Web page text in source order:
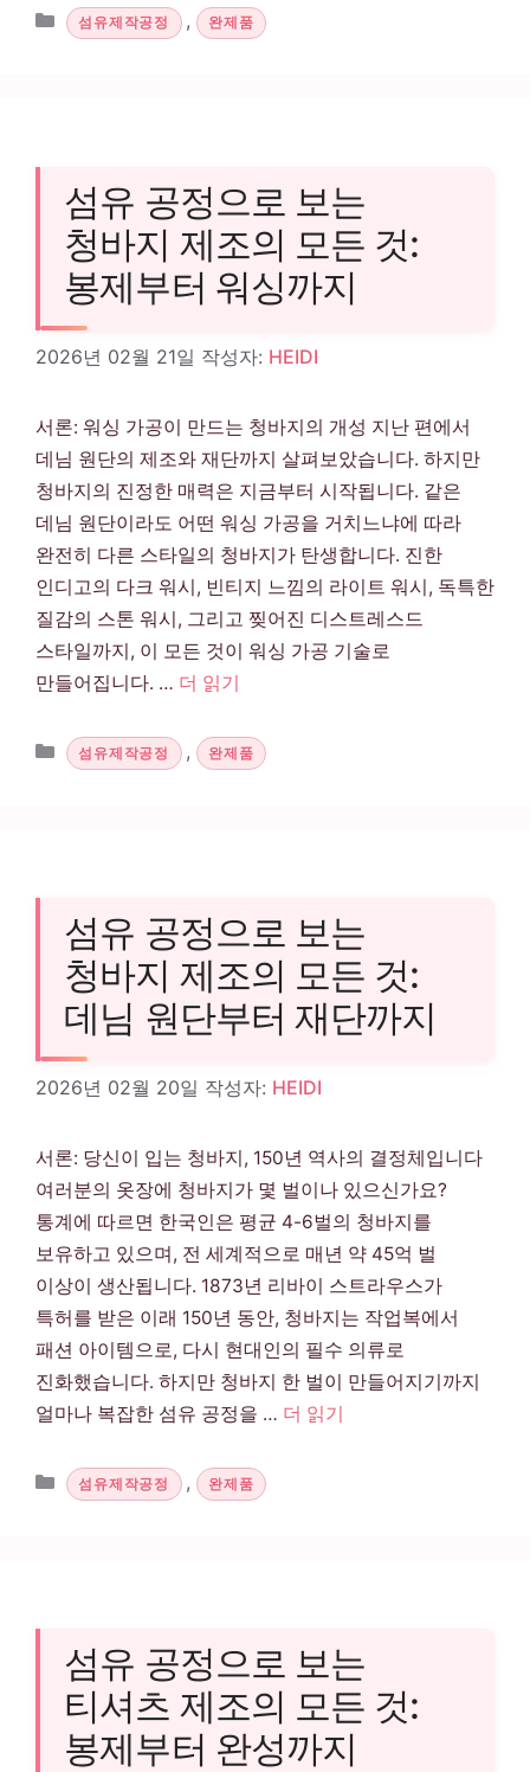
카테고리
섬유제작공정 , 완제품
섬유 공정으로 보는
청바지 제조의 모든 것:
봉제부터 워싱까지
2026년 02월 21일 작성자: HEIDI
서론: 워싱 가공이 만드는 청바지의 개성 지난 편에서
데님 원단의 제조와 재단까지 살펴보았습니다. 하지만
청바지의 진정한 매력은 지금부터 시작됩니다. 같은
데님 원단이라도 어떤 워싱 가공을 거치느냐에 따라
완전히 다른 스타일의 청바지가 탄생합니다. 진한
인디고의 다크 워시, 빈티지 느낌의 라이트 워시, 독특한
질감의 스톤 워시, 그리고 찢어진 디스트레스드
스타일까지, 이 모든 것이 워싱 가공 기술로
만들어집니다. … 더 읽기
카테고리
섬유제작공정 , 완제품
섬유 공정으로 보는
청바지 제조의 모든 것:
데님 원단부터 재단까지
2026년 02월 20일 작성자: HEIDI
서론: 당신이 입는 청바지, 150년 역사의 결정체입니다
여러분의 옷장에 청바지가 몇 벌이나 있으신가요?
통계에 따르면 한국인은 평균 4-6벌의 청바지를
보유하고 있으며, 전 세계적으로 매년 약 45억 벌
이상이 생산됩니다. 1873년 리바이 스트라우스가
특허를 받은 이래 150년 동안, 청바지는 작업복에서
패션 아이템으로, 다시 현대인의 필수 의류로
진화했습니다. 하지만 청바지 한 벌이 만들어지기까지
얼마나 복잡한 섬유 공정을 … 더 읽기
카테고리
섬유제작공정 , 완제품
섬유 공정으로 보는
티셔츠 제조의 모든 것:
봉제부터 완성까지